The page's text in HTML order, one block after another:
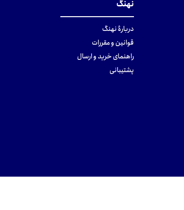
نهنگ
دربارهٔ نهنگ
قوانین و مقررات
راهنمای خرید و ارسال
پشتیبانی